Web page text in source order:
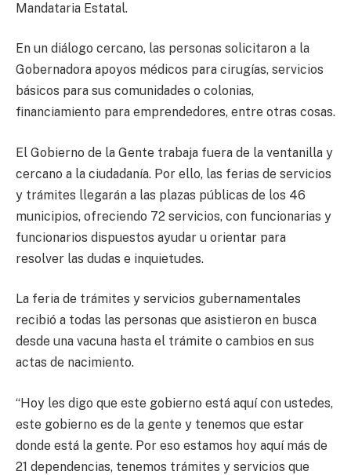
Mandataria Estatal.
En un diálogo cercano, las personas solicitaron a la
Gobernadora apoyos médicos para cirugías, servicios
básicos para sus comunidades o colonias,
financiamiento para emprendedores, entre otras cosas.
El Gobierno de la Gente trabaja fuera de la ventanilla y
cercano a la ciudadanía. Por ello, las ferias de servicios
y trámites llegarán a las plazas públicas de los 46
municipios, ofreciendo 72 servicios, con funcionarias y
funcionarios dispuestos ayudar u orientar para
resolver las dudas e inquietudes.
La feria de trámites y servicios gubernamentales
recibió a todas las personas que asistieron en busca
desde una vacuna hasta el trámite o cambios en sus
actas de nacimiento.
“Hoy les digo que este gobierno está aquí con ustedes,
este gobierno es de la gente y tenemos que estar
donde está la gente. Por eso estamos hoy aquí más de
21 dependencias, tenemos trámites y servicios que